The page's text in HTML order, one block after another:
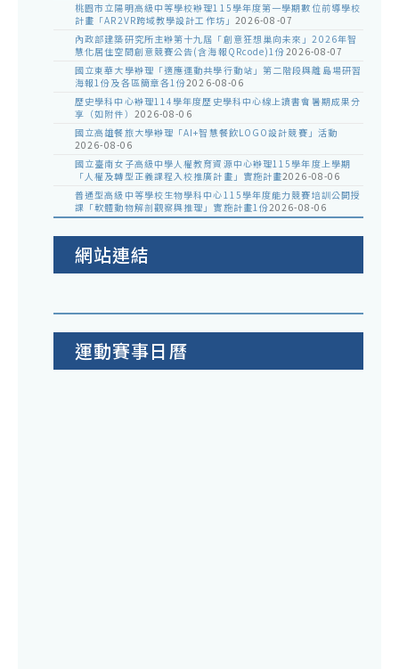
桃園市立陽明高級中等學校辦理115學年度第一學期數位前導學校
計畫「AR2VR跨域教學設計工作坊」 2026-08-07
內政部建築研究所主辦第十九屆「創意狂想巢向未來」2026年智
慧化居住空間創意競賽公告(含海報QRcode)1份2026-08-07
國立東華大學辦理「適應運動共學行動站」第二階段與離島場研習
海報1份及各區簡章各1份2026-08-06
歷史學科中心辦理114學年度歷史學科中心線上讀書會暑期成果分
享（如附件） 2026-08-06
國立高雄餐旅大學辦理「AI+智慧餐飲LOGO設計競賽」活動
2026-08-06
國立臺南女子高級中學人權教育資源中心辦理115學年度上學期
「人權及轉型正義課程入校推廣計畫」實施計畫2026-08-06
普通型高級中等學校生物學科中心115學年度能力競賽培訓公開授
課「軟體動物解剖觀察與推理」實施計畫1份2026-08-06
網站連結
運動賽事日曆